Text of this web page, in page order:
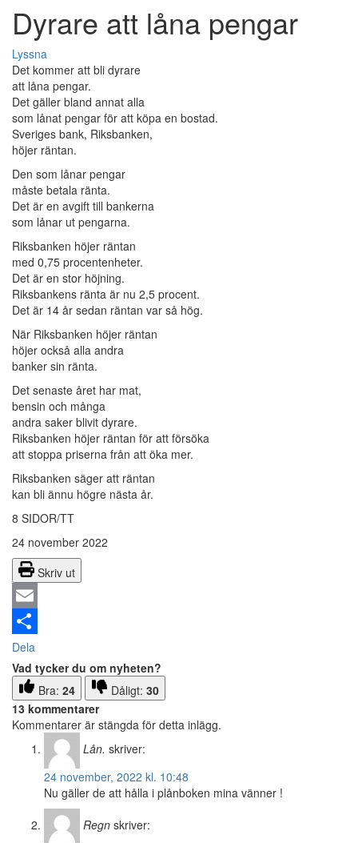
Dyrare att låna pengar
Lyssna
Det kommer att bli dyrare
att låna pengar.
Det gäller bland annat alla
som lånat pengar för att köpa en bostad.
Sveriges bank, Riksbanken,
höjer räntan.
Den som lånar pengar
måste betala ränta.
Det är en avgift till bankerna
som lånar ut pengarna.
Riksbanken höjer räntan
med 0,75 procentenheter.
Det är en stor höjning.
Riksbankens ränta är nu 2,5 procent.
Det är 14 år sedan räntan var så hög.
När Riksbanken höjer räntan
höjer också alla andra
banker sin ränta.
Det senaste året har mat,
bensin och många
andra saker blivit dyrare.
Riksbanken höjer räntan för att försöka
att stoppa priserna från att öka mer.
Riksbanken säger att räntan
kan bli ännu högre nästa år.
8 SIDOR/TT
24 november 2022
Skriv ut
Email
Dela
Vad tycker du om nyheten?
Bra: 24 Dåligt: 30
13 kommentarer
Kommentarer är stängda för detta inlägg.
Lån. skriver:
24 november, 2022 kl. 10:48
Nu gäller de att hålla i plånboken mina vänner !
Regn skriver: